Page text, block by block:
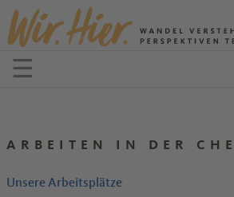
Zum Inhalt springen
☰Menü öffnen
ARBEITEN IN DER
Unsere Arbeitsplätze